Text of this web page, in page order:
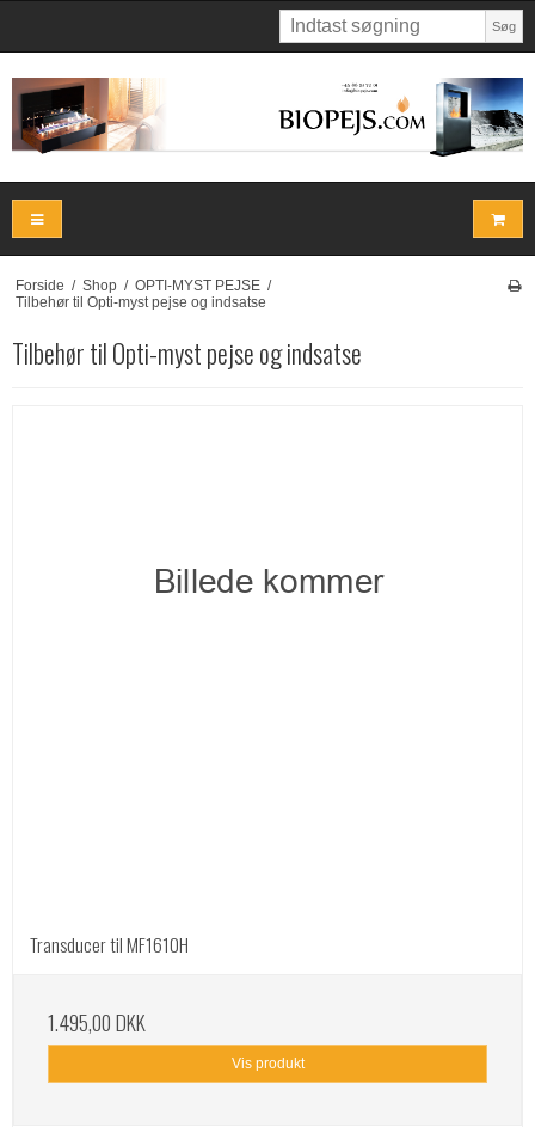
Søg
Forside / Shop / OPTI-MYST PEJSE /
Tilbehør til Opti-myst pejse og indsatse
Tilbehør til Opti-myst pejse og indsatse
Transducer til MF1610H
1.495,00 DKK
Vis produkt